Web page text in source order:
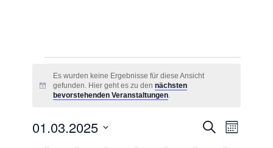
VERANSTALTUNGEN
Hinweis
Es wurden keine Ergebnisse für diese Ansicht
gefunden. Hier geht es zu den nächsten
bevorstehenden Veranstaltungen.
Suche
Monat
01.03.2025